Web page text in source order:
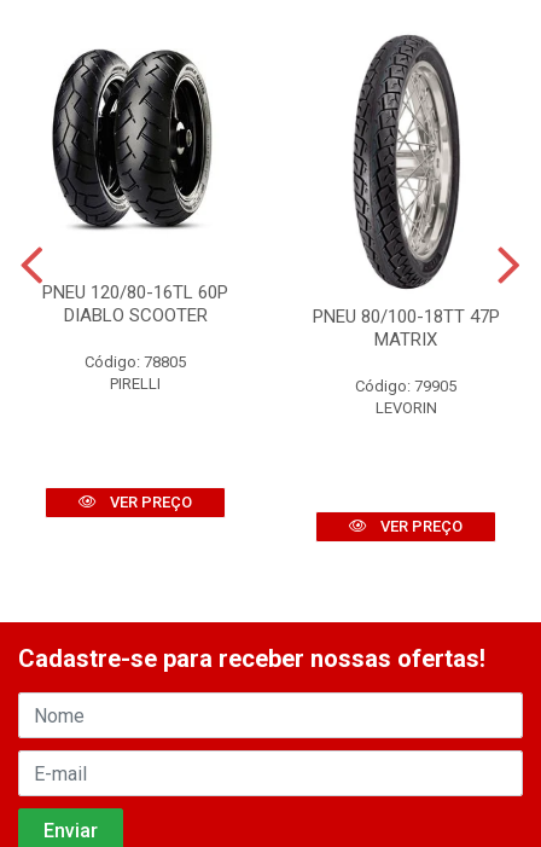
PNEU 120/80-16TL 60P
DIABLO SCOOTER
Código: 78805
PIRELLI
VER PREÇO
PNEU 80/100-18TT 47P
MATRIX
Código: 79905
LEVORIN
VER PREÇO
Cadastre-se para receber nossas ofertas!